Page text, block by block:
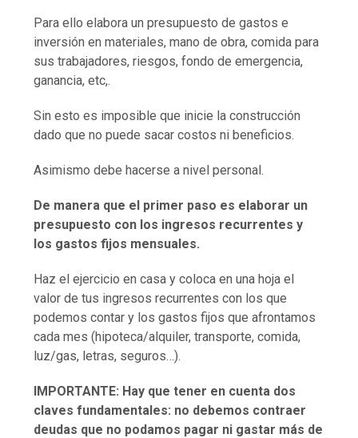
Para ello elabora un presupuesto de gastos e
inversión en materiales, mano de obra, comida para
sus trabajadores, riesgos, fondo de emergencia,
ganancia, etc,.
Sin esto es imposible que inicie la construcción
dado que no puede sacar costos ni beneficios.
Asimismo debe hacerse a nivel personal.
De manera que el primer paso es elaborar un
presupuesto con los ingresos recurrentes y
los gastos fijos mensuales.
Haz el ejercicio en casa y coloca en una hoja el
valor de tus ingresos recurrentes con los que
podemos contar y los gastos fijos que afrontamos
cada mes (hipoteca/alquiler, transporte, comida,
luz/gas, letras, seguros…).
IMPORTANTE: Hay que tener en cuenta dos
claves fundamentales: no debemos contraer
deudas que no podamos pagar ni gastar más de